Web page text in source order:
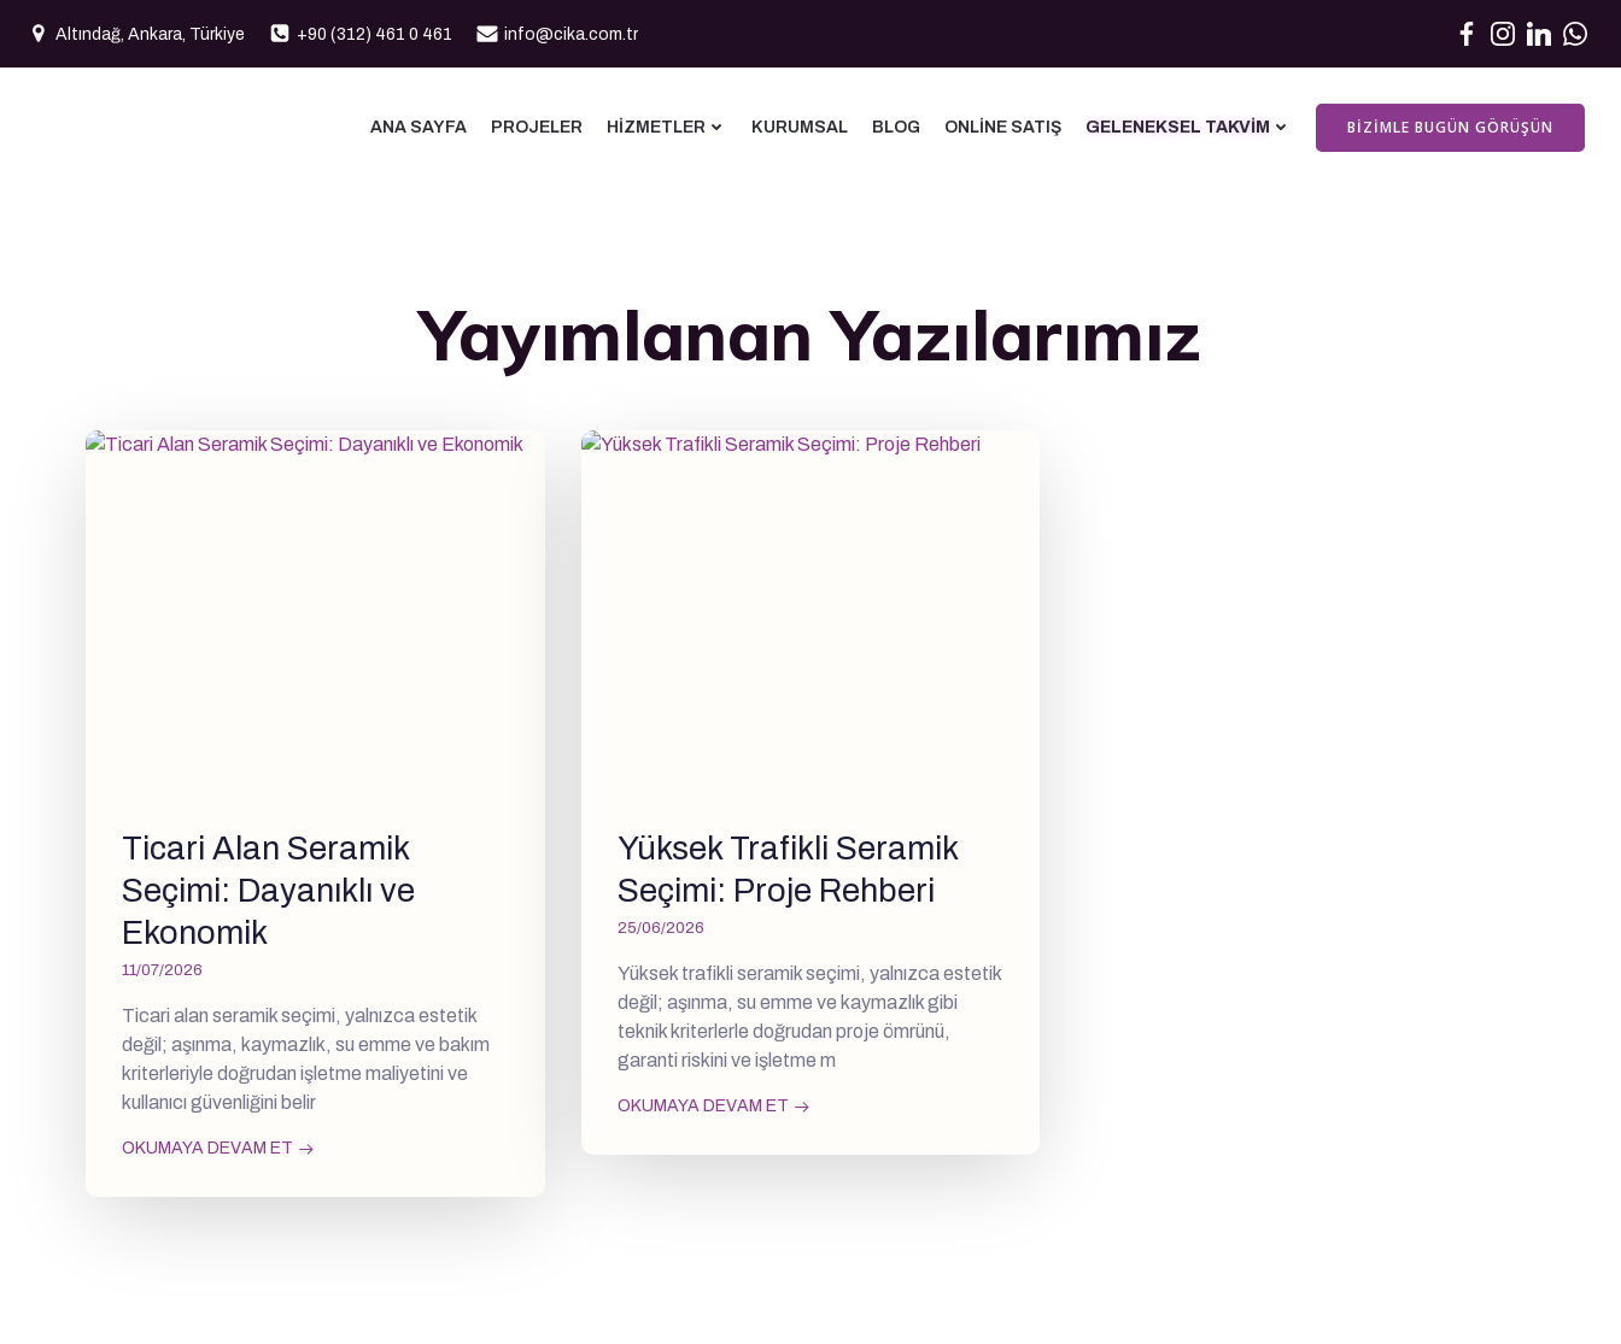
Altındağ, Ankara, Türkiye +90 (312) 461 0 461 info@cika.com.tr
ANA SAYFA PROJELER HIZMETLER KURUMSAL BLOG ONLINE SATIŞ GELENEKSEL TAKVIM BIZIMLE BUGÜN GÖRÜŞÜN
Yayımlanan Yazılarımız
Ticari Alan Seramik
Seçimi: Dayanıklı ve
Ekonomik
11/07/2026
Ticari alan seramik seçimi, yalnızca estetik
değil; aşınma, kaymazlık, su emme ve bakım
kriterleriyle doğrudan işletme maliyetini ve
kullanıcı güvenliğini belir
OKUMAYA DEVAM ET
Yüksek Trafikli Seramik
Seçimi: Proje Rehberi
25/06/2026
Yüksek trafikli seramik seçimi, yalnızca estetik
değil; aşınma, su emme ve kaymazlık gibi
teknik kriterlerle doğrudan proje ömrünü,
garanti riskini ve işletme m
OKUMAYA DEVAM ET